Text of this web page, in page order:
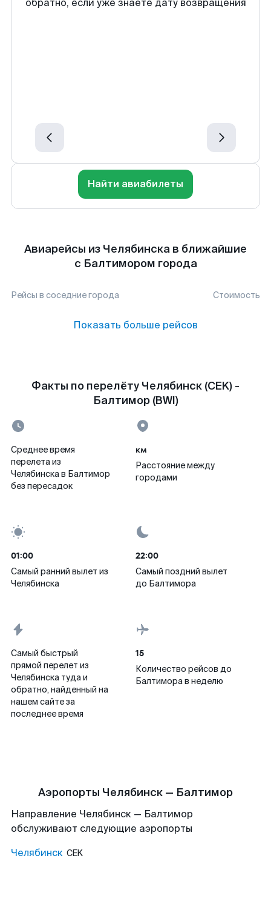
обратно, если уже знаете дату возвращения
Найти авиабилеты
Авиарейсы из Челябинска в ближайшие
с Балтимором города
Рейсы в соседние города Стоимость
Показать больше рейсов
Факты по перелёту Челябинск (CEK) -
Балтимор (BWI)
Среднее время
перелета из
Челябинска в Балтимор
без пересадок
км
Расстояние между
городами
01:00
Самый ранний вылет из
Челябинска
22:00
Самый поздний вылет
до Балтимора
Самый быстрый
прямой перелет из
Челябинска туда и
обратно, найденный на
нашем сайте за
последнее время
15
Количество рейсов до
Балтимора в неделю
Аэропорты Челябинск — Балтимор
Направление Челябинск — Балтимор
обслуживают следующие аэропорты
Челябинск CEK